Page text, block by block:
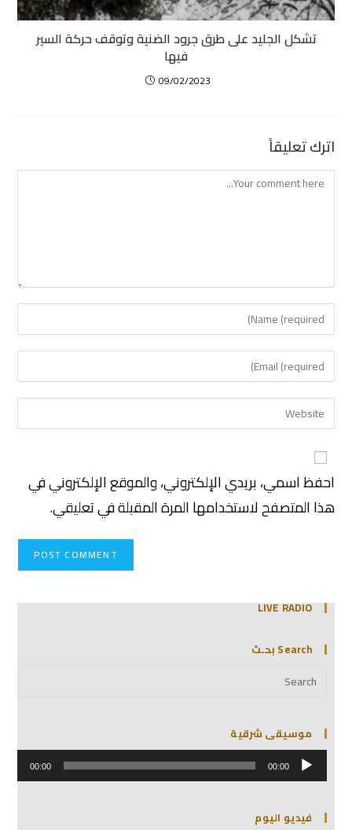
تشكل الجليد على طرق جرود الضنية وتوقف حركة السير
فيها
09/02/2023
اترك تعليقاً
احفظ اسمي، بريدي الإلكتروني، والموقع الإلكتروني في
هذا المتصفح لاستخدامها المرة المقبلة في تعليقي.
LIVE RADIO
Search بحـث
موسيقى شرقية
مشغل
الصوت 00:00
00:00
فيديو اليوم